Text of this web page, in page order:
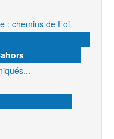
: chemins de Foi